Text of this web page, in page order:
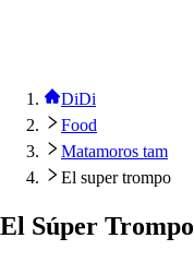
DiDi
Food
Matamoros tam
El super trompo
El Súper Trompo